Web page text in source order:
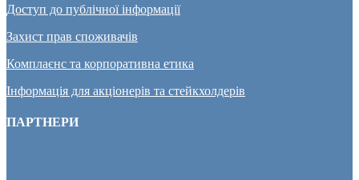
Доступ до публічної інформації
Захист прав споживачів
Комплаєнс та корпоративна етика
Інформація для акціонерів та стейкхолдерів
ПАРТНЕРИ